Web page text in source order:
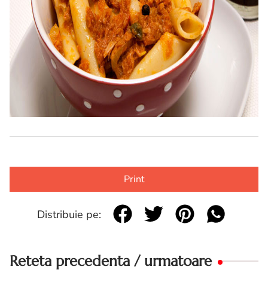
Print
Distribuie pe:
Reteta precedenta / urmatoare